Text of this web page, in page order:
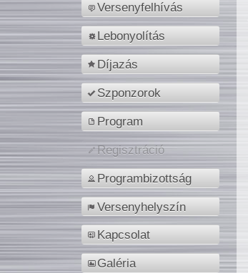
Versenyfelhívás
Lebonyolítás
Díjazás
Szponzorok
Program
Regisztráció
Programbizottság
Versenyhelyszín
Kapcsolat
Galéria